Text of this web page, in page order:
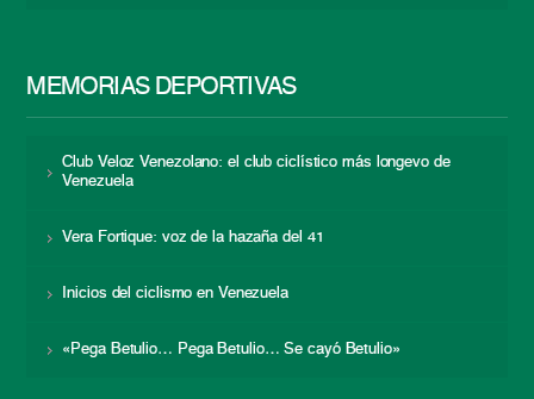
MEMORIAS DEPORTIVAS
Club Veloz Venezolano: el club ciclístico más longevo de
Venezuela
Vera Fortique: voz de la hazaña del 41
Inicios del ciclismo en Venezuela
«Pega Betulio… Pega Betulio… Se cayó Betulio»